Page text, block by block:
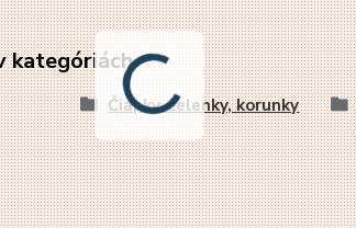
kategóriách
Čiapky, čelenky, korunky